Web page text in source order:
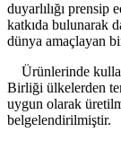
duyarlılığı prensip
katkıda bulunarak
dünya amaçlayan
Ürünlerinde
Birliği ülkelerden
uygun olarak
belgelendirilmiştir.